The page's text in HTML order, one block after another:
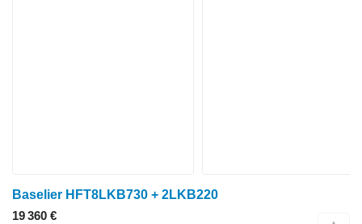
Baselier HFT8LKB730 + 2LKB220
19 360 €